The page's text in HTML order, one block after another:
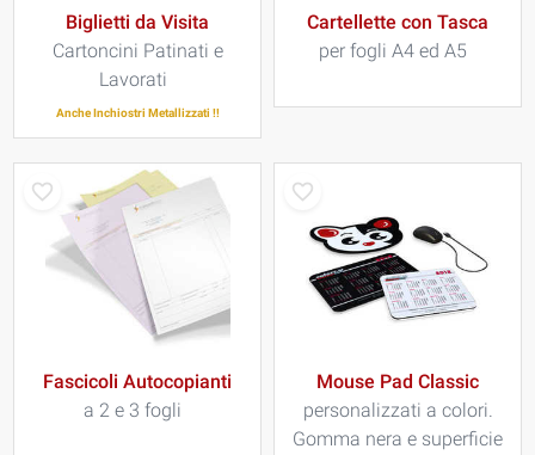
Biglietti da Visita
Cartoncini Patinati e
Lavorati
Anche Inchiostri Metallizzati !!
Cartellette con Tasca
per fogli A4 ed A5
Fascicoli Autocopianti
a 2 e 3 fogli
Mouse Pad Classic
personalizzati a colori.
Gomma nera e superficie